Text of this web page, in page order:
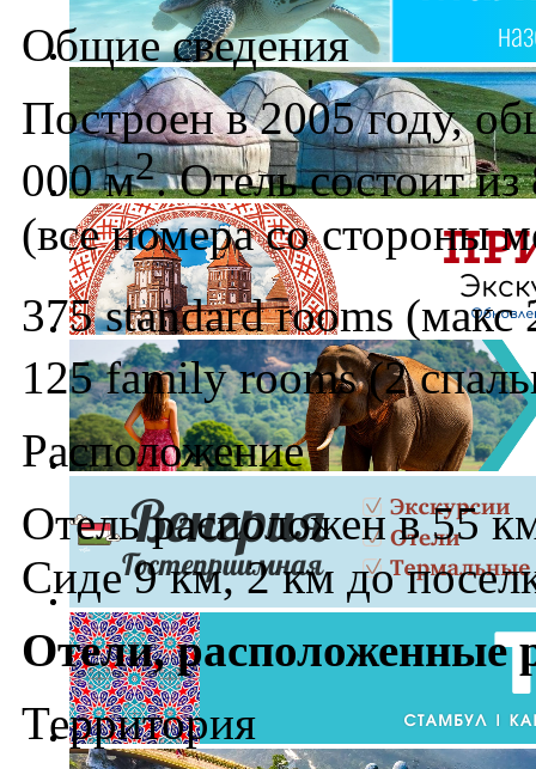
Общие сведения
Построен в 2005 году,
000 м2. Отель состоит
(все номерa со стороны
375 standard rooms (макс
125 family rooms (2
Расположение
Отель расположен в 55
Сиде 9 км, 2 км до
Отели, расположенные
Территория